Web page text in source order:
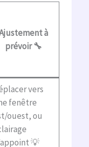
à
prévoir 🔧
vers
fenêtre
ouest, ou
💡